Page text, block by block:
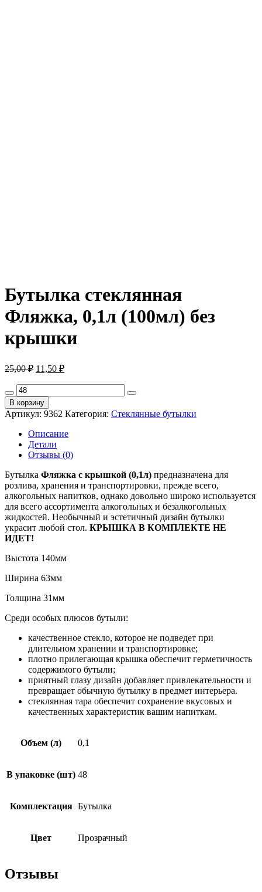
Бутылка стеклянная
Фляжка, 0,1л (100мл) без
крышки
25,00₽ Первоначальная
составляла
25,00 ₽.
11,50 ₽Текущая
Количество
товара
Бутылка
стеклянная
Фляжка,
0,1л
(100мл)
крышки
В корзину
Артикул: 9362 Категория: Стеклянные бутылки
Описание
Детали
Отзывы (0)
Бутылка Фляжка с крышкой (0,1л) предназначена для
розлива, хранения и транспортировки, прежде всего,
алкогольных напитков, однако довольно широко используется
для всего ассортимента алкогольных и безалкогольных
жидкостей. Необычный и эстетичный дизайн бутылки
украсит любой стол. КРЫШКА В КОМПЛЕКТЕ НЕ
ИДЕТ!
Выстота 140мм
Ширина 63мм
Толщина 31мм
Среди особых плюсов бутыли:
качественное стекло, которое не подведет при
длительном хранении и транспортировке;
плотно прилегающая крышка обеспечит герметичность
содержимого бутыли;
приятный глазу дизайн добавляет привлекательности и
превращает обычную бутылку в предмет интерьера.
стеклянная тара обеспечит сохранение вкусовых и
качественных характеристик вашим напиткам.
Объем (л) 0,1
В упаковке (шт) 48
Комплектация Бутылка
Цвет Прозрачный
Отзывы